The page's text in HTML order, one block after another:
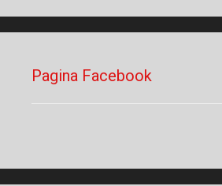
Pagina Facebook